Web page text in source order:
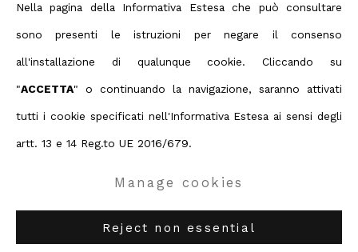
Privacy Policy
Manage cookies
Terms & Conditions
Contact us on Whatsapp
Diritti d'autore 2026 ABC ARTE
via XX Settembre 11/A, 16121 Genova
Nella pagina della Informativa Estesa che può consultare
sono presenti le istruzioni per negare il consenso
all'installazione di qualunque cookie. Cliccando su
"ACCETTA" o continuando la navigazione, saranno attivati
tutti i cookie specificati nell'Informativa Estesa ai sensi degli
artt. 13 e 14 Reg.to UE 2016/679.
Manage cookies
Reject non essential